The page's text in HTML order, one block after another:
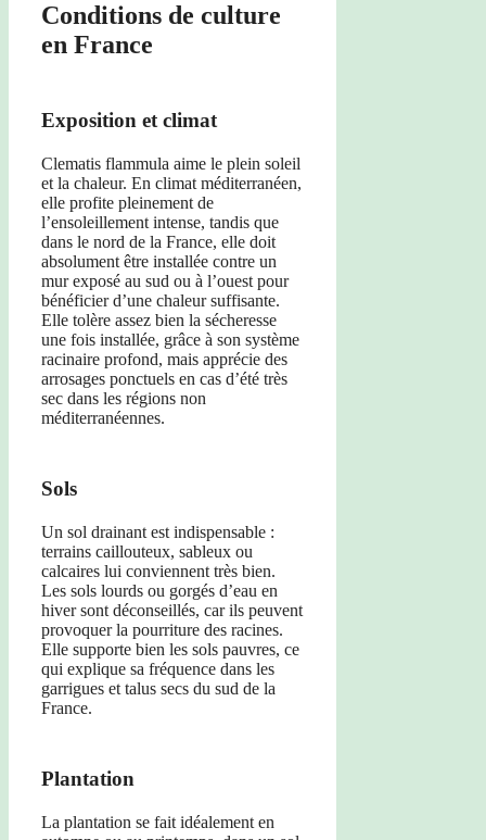
Conditions de culture
en France
Exposition et climat
Clematis flammula aime le plein soleil
et la chaleur. En climat méditerranéen,
elle profite pleinement de
l’ensoleillement intense, tandis que
dans le nord de la France, elle doit
absolument être installée contre un
mur exposé au sud ou à l’ouest pour
bénéficier d’une chaleur suffisante.
Elle tolère assez bien la sécheresse
une fois installée, grâce à son système
racinaire profond, mais apprécie des
arrosages ponctuels en cas d’été très
sec dans les régions non
méditerranéennes.
Sols
Un sol drainant est indispensable :
terrains caillouteux, sableux ou
calcaires lui conviennent très bien.
Les sols lourds ou gorgés d’eau en
hiver sont déconseillés, car ils peuvent
provoquer la pourriture des racines.
Elle supporte bien les sols pauvres, ce
qui explique sa fréquence dans les
garrigues et talus secs du sud de la
France.
Plantation
La plantation se fait idéalement en